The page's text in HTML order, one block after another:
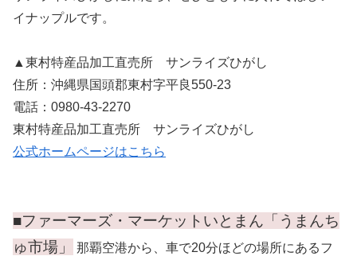
イナップルです。
▲東村特産品加工直売所 サンライズひがし
住所：沖縄県国頭郡東村字平良550-23
電話：0980-43-2270
東村特産品加工直売所 サンライズひがし
公式ホームページはこちら
■ファーマーズ・マーケットいとまん「うまんち
ゅ市場」
那覇空港から、車で20分ほどの場所にあるフ